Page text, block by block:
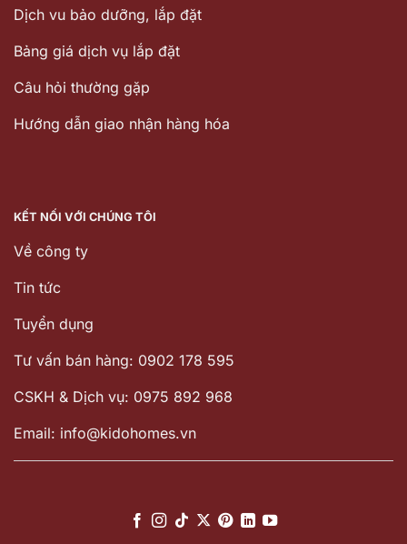
Dịch vu bảo dưỡng, lắp đặt
Bảng giá dịch vụ lắp đặt
Câu hỏi thường gặp
Hướng dẫn giao nhận hàng hóa
KẾT NỐI VỚI CHÚNG TÔI
Về công ty
Tin tức
Tuyển dụng
Tư vấn bán hàng: 0902 178 595
CSKH & Dịch vụ: 0975 892 968
Email: info@kidohomes.vn